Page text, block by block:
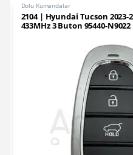
Dolu Kumandalar
2104 | Hyundai Tucson
433MHz 3 Buton 95440-N9022